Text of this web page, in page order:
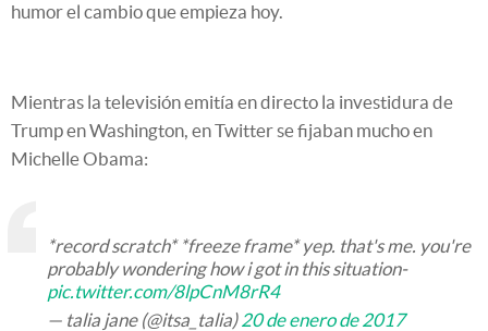
humor el cambio que empieza hoy.
Mientras la televisión emitía en directo la investidura de
Trump en Washington, en Twitter se fijaban mucho en
Michelle Obama:
*record scratch* *freeze frame* yep. that's me. you're
probably wondering how i got in this situation-
pic.twitter.com/8lpCnM8rR4
— talia jane (@itsa_talia)20 de enero de 2017